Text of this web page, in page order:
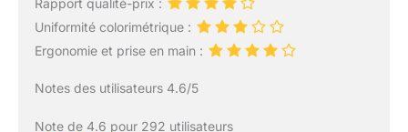
Uniformité colorimétrique :
Ergonomie et prise en main :
Notes des utilisateurs 4.6/5
Note de 4.6 pour 292 utilisateurs